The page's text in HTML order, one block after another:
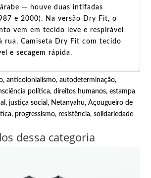
— houve duas intifadas
e 2000). Na versão Dry Fit, o
vem em tecido leve e respirável
rua. Camiseta Dry Fit com tecido
e secagem rápida.
,anticolonialismo,autodeterminação,
política,direitos humanos,estampa
,justiça social, Netanyahu, Açougueiro de
, progressismo, resistência,solidariedade
dessa categoria